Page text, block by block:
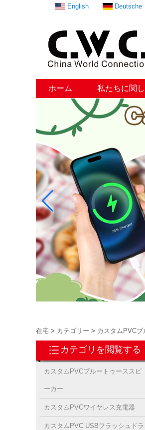
English Deutsche
ホーム 私たちに関
在宅 > カテゴリー > カスタムPVC
カテゴリを閲覧する
カスタムPVCブルートゥーススピ
ーカー
カスタムPVCワイヤレス充電器
カスタムPVC USBフラッシュドラ